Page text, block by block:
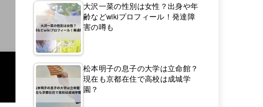
大沢一菜の性別は女性？出身や年
齢などwikiプロフィール！発達障
害の噂も
松本明子の息子の大学は立命館？
現在も京都在住で高校は成城学
園？